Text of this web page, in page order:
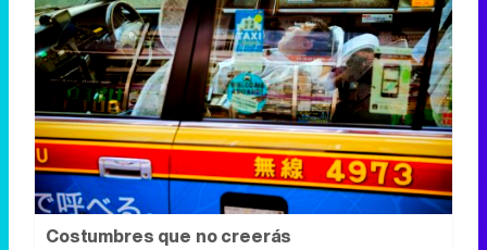
Costumbres que no creerás